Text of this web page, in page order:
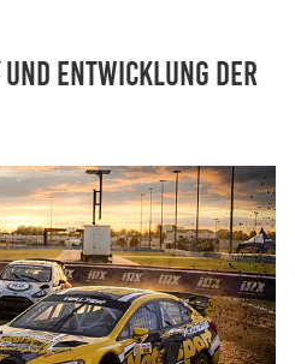
und Entwicklung der
und Bereitstellung